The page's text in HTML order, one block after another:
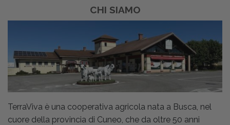
CHI SIAMO
TerraViva è una cooperativa agricola nata a Busca, nel
cuore della provincia di Cuneo, che da oltre 50 anni